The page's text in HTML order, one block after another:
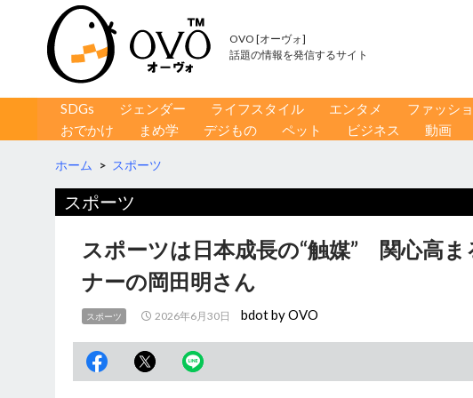
OVO [オーヴォ]
話題の情報を発信するサイト
コンテンツへ移動
SDGs ジェンダー ライフスタイル エンタメ ファッシ
おでかけ
まめ学 デジもの ペット ビジネス 動画
ホーム > スポーツ
スポーツ
スポーツは日本成長の“触媒” 関心高
ナーの岡田明さん
スポーツ 2026年6月30日 bdot by OVO